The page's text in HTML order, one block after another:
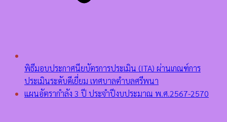
พิธีมอบประกาศนียบัตรการประเมิน (ITA) ผ่านเกณฑ์การ
ประเมินระดับดีเยี่ยม เทศบาลตำบลศรีพนา
แผนอัตรากำลัง 3 ปี ประจำปีงบประมาณ พ.ศ.2567-2570